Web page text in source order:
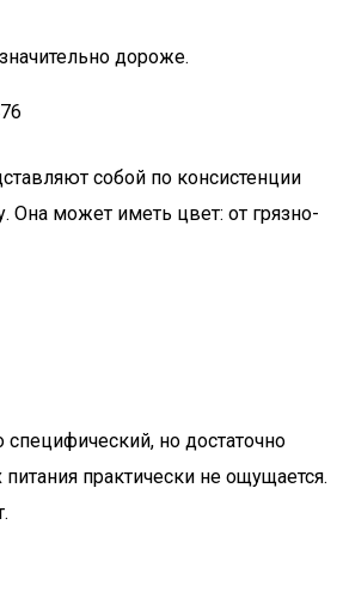
дороже.
собой по консистенции
Она может иметь цвет: от грязно-
но достаточно
практически не ощущается.